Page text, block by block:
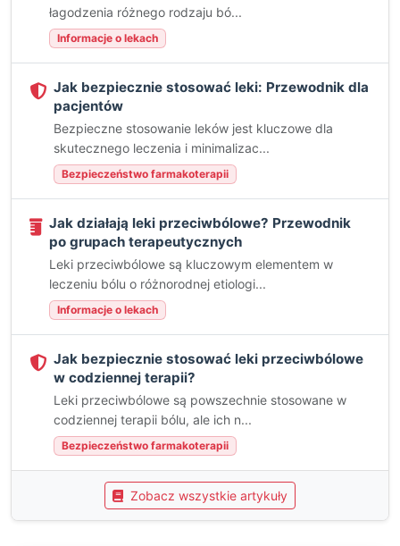
łagodzenia różnego rodzaju bó...
Informacje o lekach
Jak bezpiecznie stosować leki: Przewodnik dla
pacjentów
Bezpieczne stosowanie leków jest kluczowe dla
skutecznego leczenia i minimalizac...
Bezpieczeństwo farmakoterapii
Jak działają leki przeciwbólowe? Przewodnik
po grupach terapeutycznych
Leki przeciwbólowe są kluczowym elementem w
leczeniu bólu o różnorodnej etiologi...
Informacje o lekach
Jak bezpiecznie stosować leki przeciwbólowe
w codziennej terapii?
Leki przeciwbólowe są powszechnie stosowane w
codziennej terapii bólu, ale ich n...
Bezpieczeństwo farmakoterapii
Zobacz wszystkie artykuły